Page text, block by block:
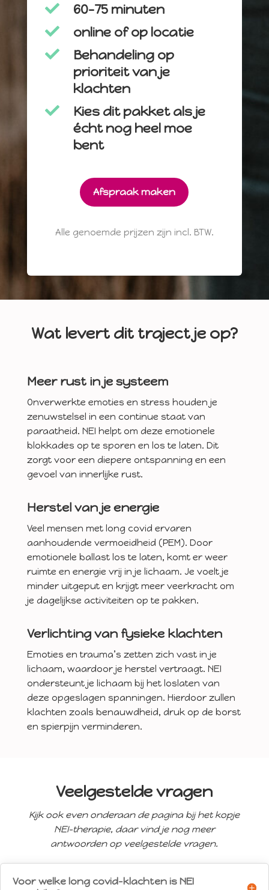
 60-75 minuten
 online of op locatie

Behandeling op
prioriteit van je
klachten

Kies dit pakket als je
écht nog heel moe
bent
Afspraak maken
Alle genoemde prijzen zijn incl. BTW.
Wat levert dit traject je op?
Meer rust in je systeem
Onverwerkte emoties en stress houden je
zenuwstelsel in een continue staat van
paraatheid. NEI helpt om deze emotionele
blokkades op te sporen en los te laten. Dit
zorgt voor een diepere ontspanning en een
gevoel van innerlijke rust.
Herstel van je energie
Veel mensen met long covid ervaren
aanhoudende vermoeidheid (PEM). Door
emotionele ballast los te laten, komt er weer
ruimte en energie vrij in je lichaam. Je voelt je
minder uitgeput en krijgt meer veerkracht om
je dagelijkse activiteiten op te pakken.
Verlichting van fysieke klachten
Emoties en trauma’s zetten zich vast in je
lichaam, waardoor je herstel vertraagt. NEI
ondersteunt je lichaam bij het loslaten van
deze opgeslagen spanningen. Hierdoor zullen
klachten zoals benauwdheid, druk op de borst
en spierpijn verminderen.
Veelgestelde vragen
Kijk ook even onderaan de pagina bij het kopje
NEI-therapie, daar vind je nog meer
antwoorden op veelgestelde vragen.
Voor welke long covid-klachten is NEI